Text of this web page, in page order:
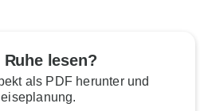
lesen?
als PDF herunter und